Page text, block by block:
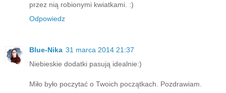
przez nią robionymi kwiatkami. :)
Odpowiedz
Blue-Nika 31 marca 2014 21:37
Niebieskie dodatki pasują idealnie:)
Miło było poczytać o Twoich początkach. Pozdrawiam.